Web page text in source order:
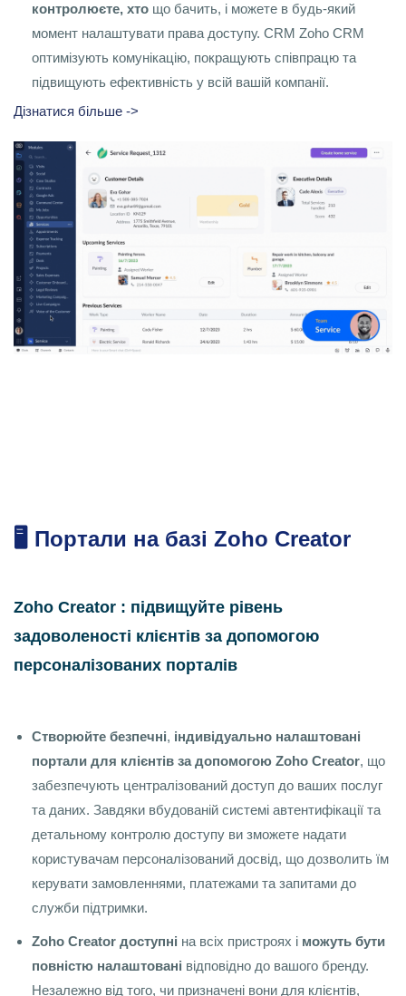
контролюєте, хто що бачить, і можете в будь-який
момент налаштувати права доступу. CRM Zoho CRM
оптимізують комунікацію, покращують співпрацю та
підвищують ефективність у всій вашій компанії.
Дізнатися більше ->
🖥️ Портали на базі Zoho Creator
Zoho Creator : підвищуйте рівень
задоволеності клієнтів за допомогою
персоналізованих порталів
Створюйте безпечні, індивідуально налаштовані
портали для клієнтів за допомогою Zoho Creator, що
забезпечують централізований доступ до ваших послуг
та даних. Завдяки вбудованій системі автентифікації та
детальному контролю доступу ви зможете надати
користувачам персоналізований досвід, що дозволить їм
керувати замовленнями, платежами та запитами до
служби підтримки.
Zoho Creator доступні на всіх пристроях і можуть бути
повністю налаштовані відповідно до вашого бренду.
Незалежно від того, чи призначені вони для клієнтів,